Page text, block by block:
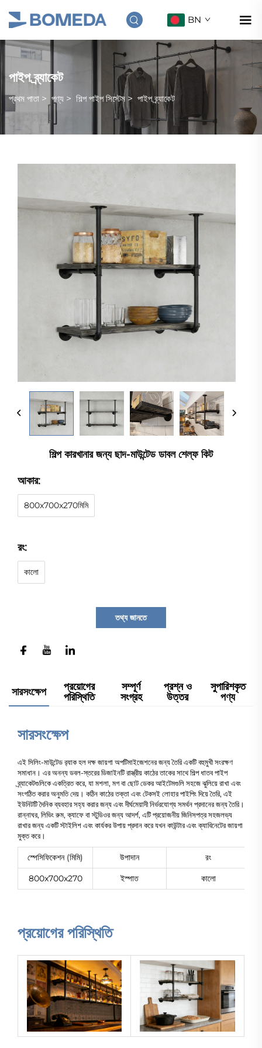
BN
পাইপ ব্র্যাকেট
প্রথম পাতা > পণ্য > শিল্প পাইপ সিস্টেম > পাইপ ব্র্যাকেট
শিল্প কারখানার জন্য ছাদ-মাউন্টেড ডাবল শেল্ফ কিট
আকার:
800x700x270মিমি
রং:
কালো
তথ্য জানতে
সারসংক্ষেপ
প্রয়োগের
পরিস্থিতি
সম্পূর্ণ
সংগ্রহ
প্রশ্ন ও
উত্তর
সুপারিশকৃত
পণ্য
সারসংক্ষেপ
এই সিলিং-মাউন্টেড র‍্যাক হল দক্ষ জায়গা অপটিমাইজেশনের জন্য তৈরি একটি বহুমুখী সংরক্ষণ
সমাধান। এর অনন্য ডবল-স্তরের ডিজাইনটি রাস্ত্রীয় কাঠের তাকের সাথে শিল্প ধাতব পাইপ
ব্র্যাকেটগুলিকে একত্রিত করে, যা মশলা, মগ বা ছোট ডেকর আইটেমগুলি সহজে ঝুলিয়ে রাখা এবং
সংগঠিত করার অনুমতি দেয়। কঠিন কাঠের তক্তা এবং টেকসই লোহার পাইপিং দিয়ে তৈরি, এই
ইউনিটটি দৈনিক ব্যবহার সহ্য করার জন্য এবং দীর্ঘমেয়াদী নির্ভরযোগ্য সমর্থন প্রদানের জন্য তৈরি।
রান্নাঘর, লিভিং রুম, ক্যাফে বা স্টুডিওর জন্য আদর্শ, এটি প্রয়োজনীয় জিনিসপত্র সহজলভ্য
রাখার জন্য একটি স্টাইলিশ এবং কার্যকর উপায় প্রদান করে যখন কাউন্টার এবং ক্যাবিনেটের জায়গা
মুক্ত করে।
স্পেসিফিকেশন (মিমি) উপাদান
রং
800x700x270
ইস্পাত কালো
প্রয়োগের পরিস্থিতি